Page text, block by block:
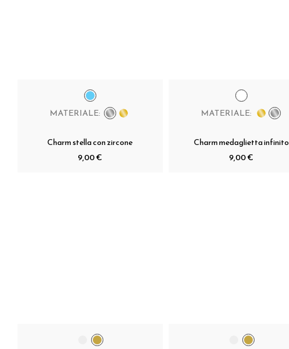
MATERIALE:
Charm stella con zircone
9,00 €
MATERIALE:
Charm medaglietta infinito
9,00 €